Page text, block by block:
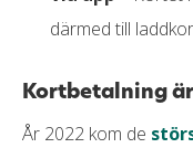
därmed till
Kortbetalning
År 2022 kom de